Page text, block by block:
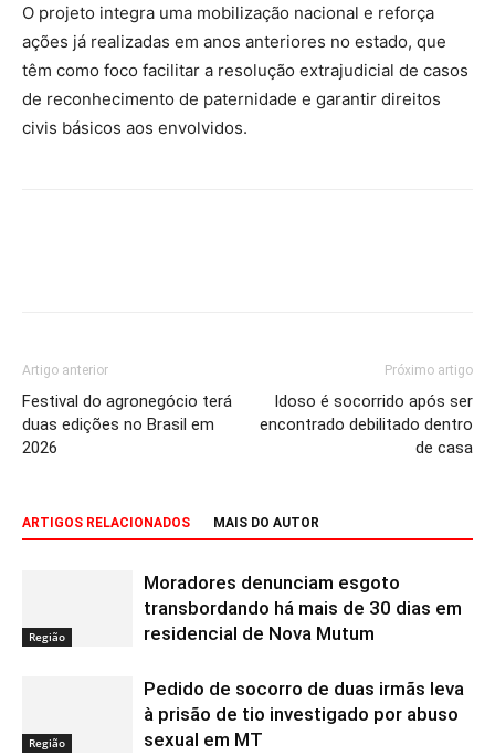
O projeto integra uma mobilização nacional e reforça
ações já realizadas em anos anteriores no estado, que
têm como foco facilitar a resolução extrajudicial de casos
de reconhecimento de paternidade e garantir direitos
civis básicos aos envolvidos.
Artigo anterior
Festival do agronegócio terá
duas edições no Brasil em
2026
Próximo artigo
Idoso é socorrido após ser
encontrado debilitado dentro
de casa
ARTIGOS RELACIONADOS MAIS DO AUTOR
Região
Moradores denunciam esgoto
transbordando há mais de 30 dias em
residencial de Nova Mutum
Região
Pedido de socorro de duas irmãs leva
à prisão de tio investigado por abuso
sexual em MT